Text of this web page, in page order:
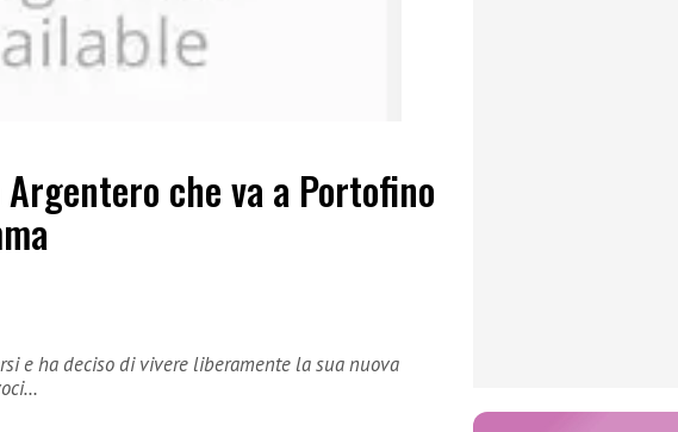
che va a Portofino
e ha deciso di vivere liberamente la sua nuova